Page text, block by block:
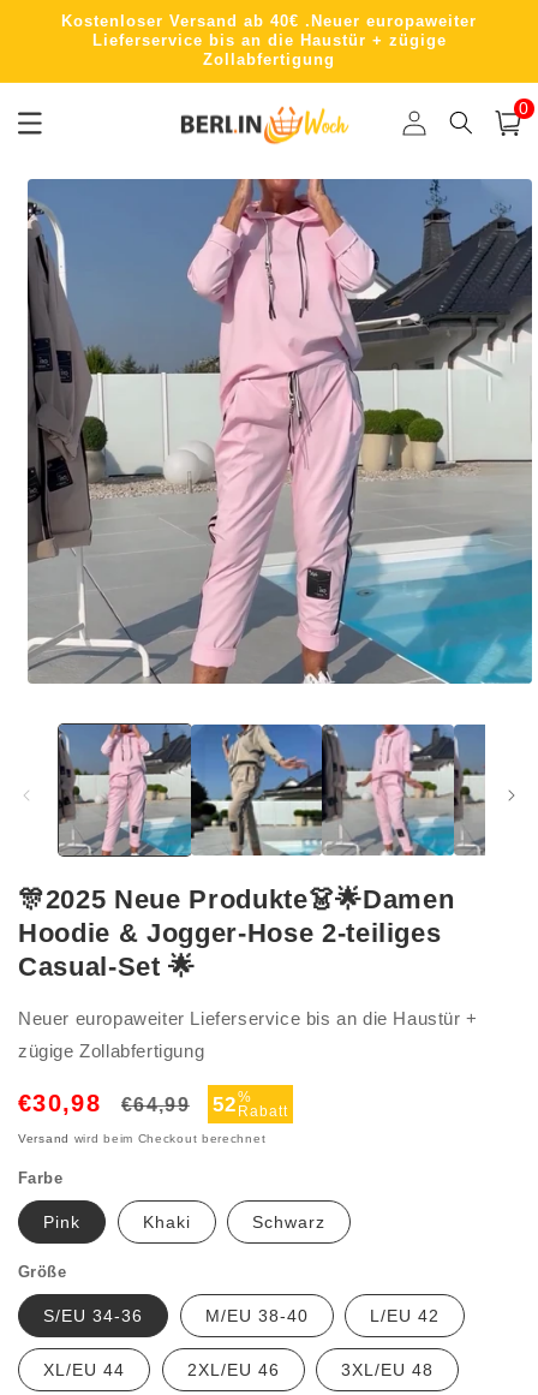
zumKostenloser Versand ab 40€ .Neuer europaweiter
Lieferservice bis an die Haustür + zügige
Zollabfertigung
Einloggen
0
Modal
öffnen
🎊2025 Neue Produkte👗🌟Damen
Hoodie & Jogger-Hose 2-teiliges
Casual-Set 🌟
Neuer europaweiter Lieferservice bis an die Haustür +
zügige Zollabfertigung
€30,98
Normaler
€64,99 Verkaufspreis
52%
Rabatt
Versand wird beim Checkout berechnet
Farbe
Pink Khaki Schwarz
Größe
S/EU 34-36 M/EU 38-40 L/EU 42
XL/EU 44 2XL/EU 46 3XL/EU 48